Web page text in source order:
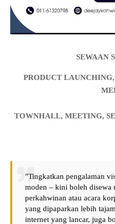
SEWAAN
PRODUCT
TOWNHALL, MEETING,
"Tingkatkan pengalaman
moden – kini boleh disewa
perkahwinan atau acara
yang dipaparkan lebih
internet yang lancar, juga